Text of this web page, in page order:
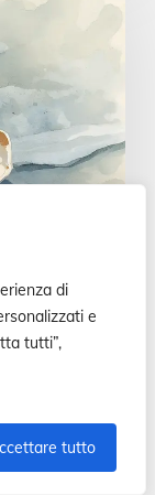
di
e
tutti”,
tutto
|